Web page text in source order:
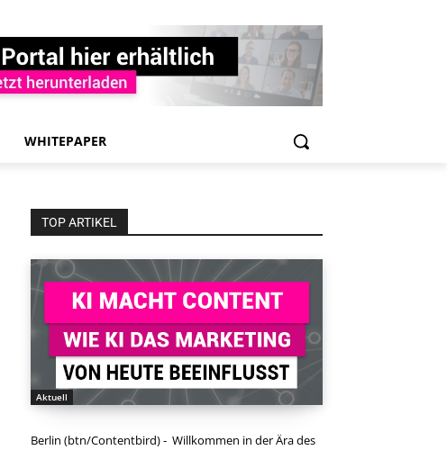
WHITEPAPER
TOP ARTIKEL
Aktuell
Berlin (btn/Contentbird) - Willkommen in der Ära des